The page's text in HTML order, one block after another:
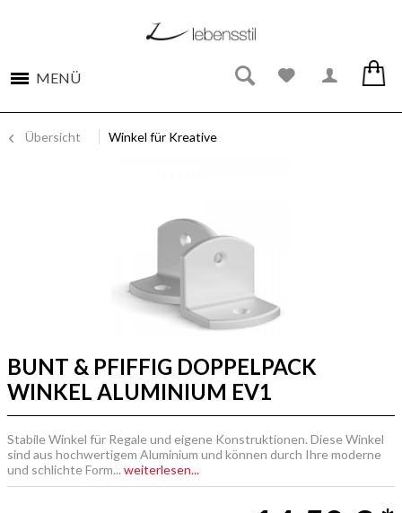
MENÜ
Übersicht Winkel für Kreative
BUNT & PFIFFIG DOPPELPACK
WINKEL ALUMINIUM EV1
Stabile Winkel für Regale und eigene Konstruktionen. Diese Winkel
sind aus hochwertigem Aluminium und können durch Ihre moderne
und schlichte Form... weiterlesen...